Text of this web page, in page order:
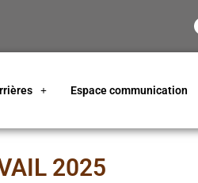
Espace communication
2025